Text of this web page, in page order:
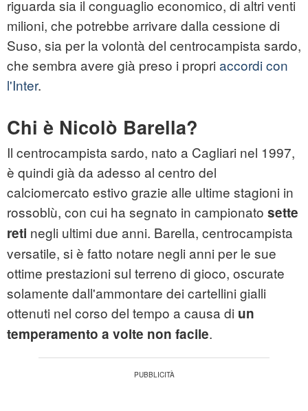
riguarda sia il conguaglio economico, di altri venti
milioni, che potrebbe arrivare dalla cessione di
Suso, sia per la volontà del centrocampista sardo,
che sembra avere già preso i propri accordi con
l'Inter.
Chi è Nicolò Barella?
Il centrocampista sardo, nato a Cagliari nel 1997,
è quindi già da adesso al centro del
calciomercato estivo grazie alle ultime stagioni in
rossoblù, con cui ha segnato in campionato sette
reti negli ultimi due anni. Barella, centrocampista
versatile, si è fatto notare negli anni per le sue
ottime prestazioni sul terreno di gioco, oscurate
solamente dall'ammontare dei cartellini gialli
ottenuti nel corso del tempo a causa di un
temperamento a volte non facile.